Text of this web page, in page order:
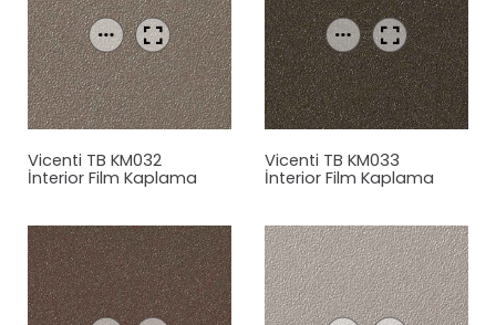
Vicenti TB KM032
İnterior Film Kaplama
Vicenti TB KM033
İnterior Film Kaplama